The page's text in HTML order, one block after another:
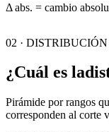
Δ abs. = cambio
02 ·
¿Cuál es la
Pirámide por rangos
corresponden al corte